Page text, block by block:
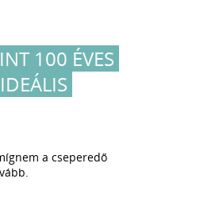
100 ÉVES
a cseperedő